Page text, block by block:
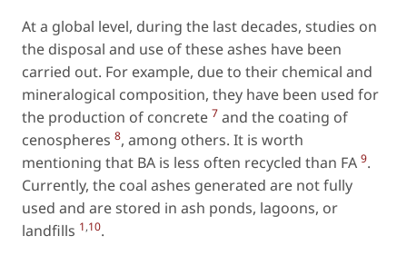
At a global level, during the last decades, studies on
the disposal and use of these ashes have been
carried out. For example, due to their chemical and
mineralogical composition, they have been used for
the production of concrete 7 and the coating of
cenospheres 8, among others. It is worth
mentioning that BA is less often recycled than FA 9.
Currently, the coal ashes generated are not fully
used and are stored in ash ponds, lagoons, or
landfills 1,10.